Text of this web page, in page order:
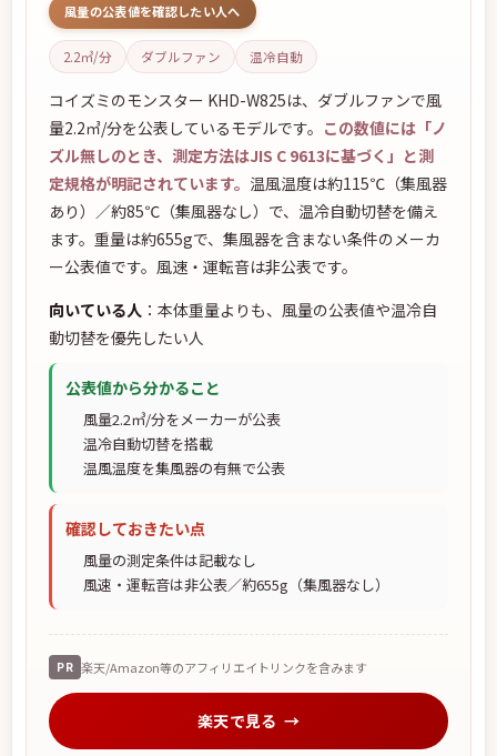
風量の公表値を確認したい人へ
2.2㎥/分 ダブルファン 温冷自動
コイズミのモンスター KHD-W825は、ダブルファンで風
量2.2㎥/分を公表しているモデルです。 この数値には「ノ
ズル無しのとき、測定方法はJIS C 9613に基づく」と測
定規格が明記されています。 温風温度は約115℃（集風器
あり）／約85℃（集風器なし）で、温冷自動切替を備え
ます。重量は約655gで、集風器を含まない条件のメーカ
ー公表値です。風速・運転音は非公表です。
向いている人 ：本体重量よりも、風量の公表値や温冷自
動切替を優先したい人
公表値から分かること
風量2.2㎥/分をメーカーが公表
温冷自動切替を搭載
温風温度を集風器の有無で公表
確認しておきたい点
風量の測定条件は記載なし
風速・運転音は非公表／約655g（集風器なし）
PR 楽天/Amazon等のアフィリエイトリンクを含みます
楽天で見る